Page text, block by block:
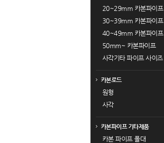
20~29mm 카본파이프
30~39mm 카본파이프
40~49mm 카본파이프
50mm~ 카본파이프
사각기타 파이프 사이즈
카본로드
원형
사각
카본파이프 기타제품
카본 파이프 폴대